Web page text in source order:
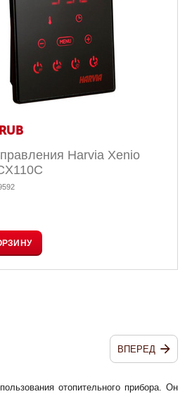
отопительного прибора. Он
RUB
Harvia Xenio
ВПЕРЕД